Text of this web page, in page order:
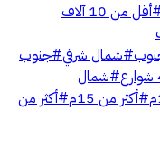
أقل من 10 آلاف
#شمال شرقي#جنوب
#شمال
#أكثر من 15م #أكثر من